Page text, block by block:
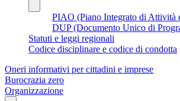
PIAO (Piano Integrato di Attività
DUP (Documento Unico di
Statuti e leggi regionali
Codice disciplinare e codice di condotta
Oneri informativi per cittadini e imprese
Burocrazia zero
Organizzazione